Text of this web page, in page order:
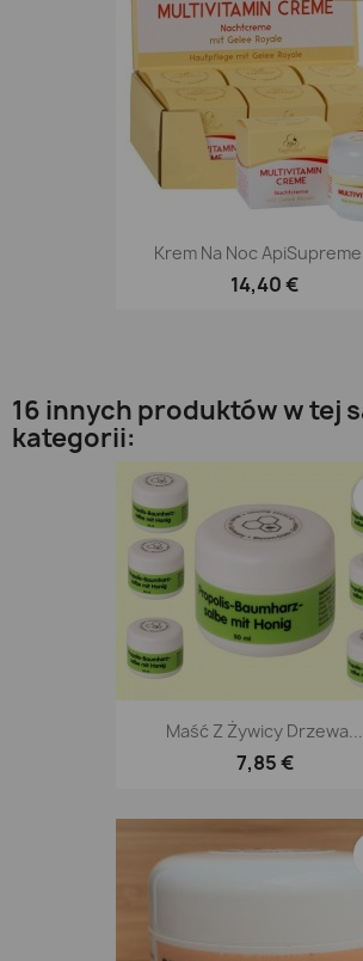
Krem Na Noc
14,40 €
16 innych produktów w tej
kategorii:
Maść Z Żywicy Drzewa...
7,85 €